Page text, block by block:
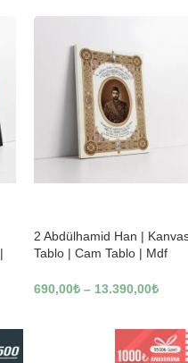
2 Abdülhamid Han |
Tablo | Cam Tablo | Mdf
690,00₺ – 13.390,00₺